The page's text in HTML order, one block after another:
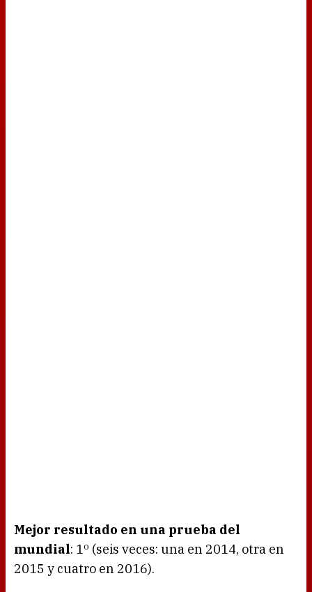
Mejor resultado en una prueba del
mundial: 1º (seis veces: una en 2014, otra en
2015 y cuatro en 2016).